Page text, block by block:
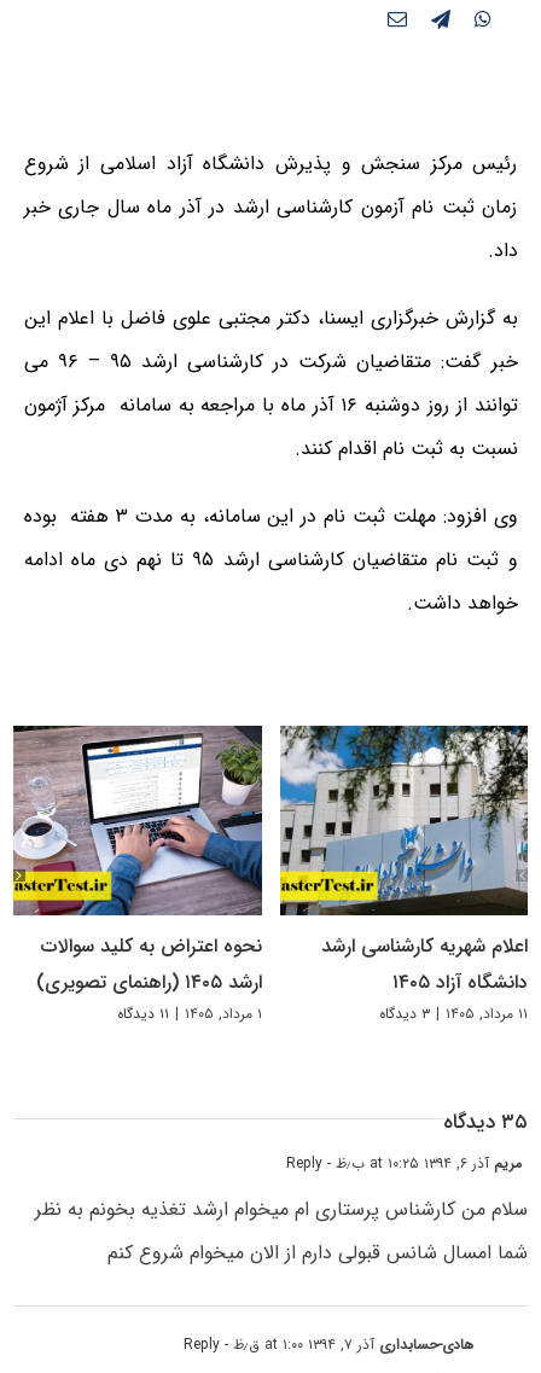
رئیس مرکز سنجش و پذیرش دانشگاه آزاد اسلامی از شروع
زمان ثبت نام آزمون کارشناسی ارشد در آذر ماه سال جاری خبر
داد.
به گزارش خبرگزاری ایسنا، دکتر مجتبی علوی فاضل با اعلام این
خبر گفت: متقاضیان شرکت در کارشناسی ارشد ۹۵ – ۹۶ می
توانند از روز دوشنبه ۱۶ آذر ماه با مراجعه به سامانه مرکز آژمون
نسبت به ثبت نام اقدام کنند.
وی افزود: مهلت ثبت نام در این سامانه، به مدت ۳ هفته بوده
و ثبت نام متقاضیان کارشناسی ارشد ۹۵ تا نهم دی ماه ادامه
خواهد داشت.
اعلام شهریه کارشناسی ارشد
دانشگاه آزاد ۱۴۰۵
۱۱ مرداد, ۱۴۰۵ | ۳ دیدگاه
نحوه اعتراض به کلید سوالات
ارشد ۱۴۰۵ (راهنمای تصویری)
۱ مرداد, ۱۴۰۵ | ۱۱ دیدگاه
۳۵ دیدگاه
مریم آذر ۶, ۱۳۹۴ at ۱۰:۲۵ ب٫ظ - Reply
سلام من کارشناس پرستاری ام میخوام ارشد تغذیه بخونم به نظر
شما امسال شانس قبولی دارم از الان میخوام شروع کنم
هادی-حسابداری آذر ۷, ۱۳۹۴ at ۱:۰۰ ق٫ظ - Reply